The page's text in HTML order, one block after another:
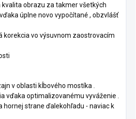
obrazu za takmer všetkých
úplne novo vypočítané , obzvlášť
korekcia vo výsuvnom zaostrovacím
v oblasti kĺbového mostíka .
vďaka optimalizovanému vyváženie .
hornej strane ďalekohľadu - naviac k